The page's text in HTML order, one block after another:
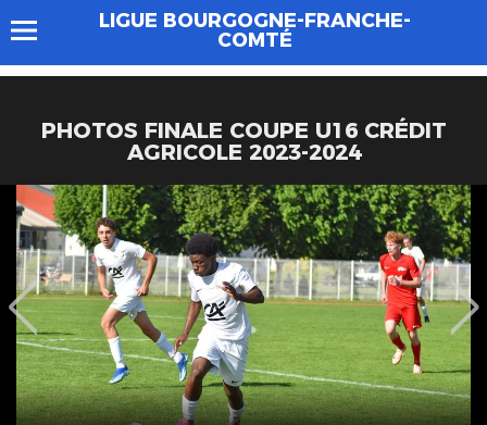
LIGUE BOURGOGNE-FRANCHE-
COMTÉ
PHOTOS FINALE COUPE U16 CRÉDIT
AGRICOLE 2023-2024